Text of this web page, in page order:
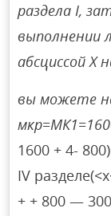
раздела I,
выполнении
абсциссой X
вы можете
1600 + 4-
IV
+ + 800 —